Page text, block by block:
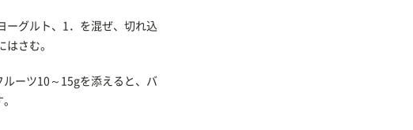
ーグルト、1．を混ぜ、切れ込
はさむ。
ーツ10～15gを添えると、バ